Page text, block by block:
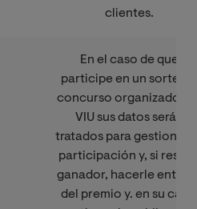
clientes.
En el caso de que
participe en un sorteo o
concurso organizado
VIU sus datos serán
tratados para gestionar
participación y, si
ganador, hacerle
del premio y. en su